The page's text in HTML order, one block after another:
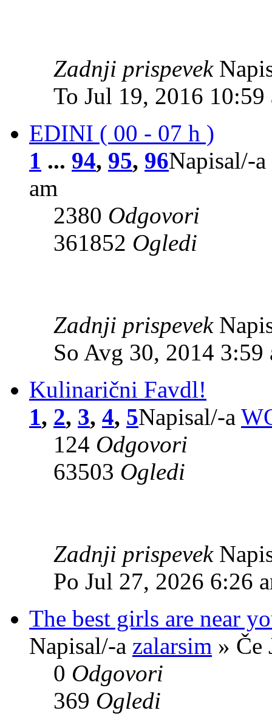
Zadnji prispevek
To Jul 19, 2016 10:59
EDINI ( 00 - 07 h )
1 ... 94, 95, 96Napisal/-a
am
2380 Odgovori
361852 Ogledi
Zadnji prispevek
So Avg 30, 2014 3:59
Kulinarični Favdl!
1, 2, 3, 4, 5Napisal/-a
124 Odgovori
63503 Ogledi
Zadnji prispevek
Po Jul 27, 2026 6:26
The best girls are near
Napisal/-a zalarsim » Če
0 Odgovori
369 Ogledi